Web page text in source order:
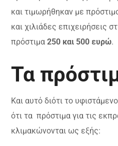
και τιμωρήθηκαν με
και χιλιάδες επιχειρήσεις
πρόστιμα 250 και 500 ευρώ.
Τα
Και αυτό διότι το
ότι τα πρόστιμα για τις
κλιμακώνονται ως εξής: